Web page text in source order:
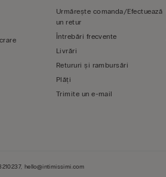
Urmărește comanda/Efectuează
un retur
Întrebări frecvente
Livrări
Retururi și rambursări
Plăți
Trimite un e-mail
hello@intimissimi.com